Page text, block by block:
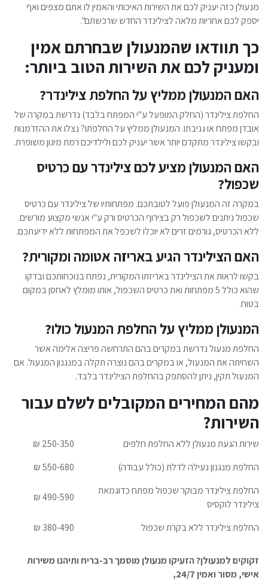
מנעולן כזה יעניק לכם את השירות האיכותי והאמין לו אתם מצפים ואף
יספק לכם אחריות מלאה לצילינדר החדש שרכשתם".
כך תוודאו שהמנעולן שבחרתם אמין
ומעניק לכם את השירות הטוב ביותר:
האם המנעולן ממליץ על החלפת צילינדר?
החלפת צילינדר (החלק המופעל ע"י המפתח בלבד) נדרשת במקרה של
אובדן מפתח או גניבתו. המנעולן ממליץ על החלפתו? נצלו את ההזדמנות
ובקשו צילינדר מתקדם יותר אשר יעניק לכם ולילדיכם רמת מיגון משופרת.
האם המנעולן מציע לכם צילינדר עם כרטיס
שכפול?
במקרה זה המנעולן פועל לטובתכם. מפתחותיו של צילינדר עם כרטיס
שכפול ניתנים לשכפול רק בצירוף הכרטיס ורק ע"י אנשי מקצוע מורשים.
ללא הכרטיס, גורמים זרים לא יוכלו לשכפל את המפתחות ללא ידיעתכם.
האם הצילינדר הגיע באריזה אטומה ומקורית?
בקשו לראות את הצילינדר באריזתו המקורית, נפתח בנוכחותכם ובדקו
שהוא כולל 5 מפתחות ואת כרטיס השכפול, אותו מומלץ לאחסן במקום
בטוח.
המנעולן ממליץ על החלפת המנעול כולו?
החלפת מנעול נדרשת במקרים בהם התרחשה פריצה אלימה אשר
השחיתה את המנעול, או במקרים בהם נוצרה תקלה במנגנון המנעול. אם
המנעול תקין, ניתן להסתפק בהחלפת הצילינדר בלבד.
מהם המחירים המקובלים לשלם עבור
השירות?
שירות הגעת מנעולן ללא החלפת חלפים
250-350 ₪
החלפת מנגנון נעילה לדלת (כולל עבודה)
550-680 ₪
החלפת צילינדר מבוקר שכפול מפתח כדוגמאת
צילינדר לוקסיס
490-590 ₪
החלפת צילינדר ללא בקרת שכפול 380-490 ₪
זקוקים למנעולן? הזעיקו מנעולן מוסמך רב-בריח ותיהנו משירות
אישי, מסור ואמין 24/7,